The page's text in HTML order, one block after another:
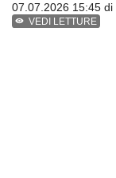
07.07.2026 15:45 di
VEDI LETTURE